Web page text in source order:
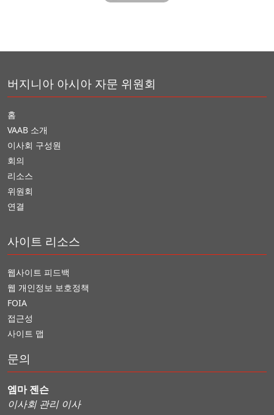
버지니아 아시아 자문 위원회
홈
VAAB 소개
이사회 구성원
회의
리소스
위원회
연결
사이트 리소스
웹사이트 피드백
웹 개인정보 보호정책
FOIA
접근성
사이트 맵
문의
엠마 젠슨
이사회 관리 이사